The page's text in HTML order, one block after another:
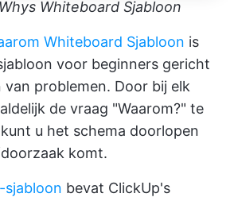
Whiteboard Sjabloon
Whiteboard Sjabloon is
voor beginners gericht
van problemen. Door bij elk
de vraag "Waarom?" te
u het schema doorlopen
komt.
sjabloon bevat ClickUp's